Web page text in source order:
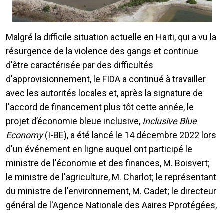
Malgré la difficile situation actuelle en Haïti, qui a vu la
résurgence de la violence des gangs et continue
d'être caractérisée par des difficultés
d'approvisionnement, le FIDA a continué à travailler
avec les autorités locales et, après la signature de
l'accord de financement plus tôt cette année, le
projet d’économie bleue inclusive, Inclusive Blue
Economy(I-BE), a été lancé le 14 décembre 2022 lors
d'un événement en ligne auquel ont participé le
ministre de l'économie et des finances, M. Boisvert;
le ministre de l'agriculture, M. Charlot; le représentant
du ministre de l'environnement, M. Cadet; le directeur
général de l'Agence Nationale des Aaires Pprotégées,